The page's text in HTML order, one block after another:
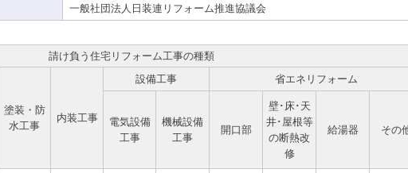
一般社団法人日装連リフォーム推進協議会
請け負う住宅リフォーム工事の種類
塗装・防
水工事
内装工事
設備工事
省エネリフォーム
電気設備
工事
機械設備
工事
開口部
壁･床･天
井･屋根等
の断熱改
修
給湯器 その